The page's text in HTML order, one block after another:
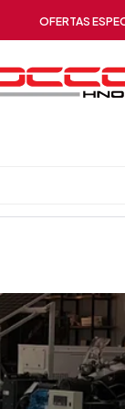
OFERTAS ESPECIALES